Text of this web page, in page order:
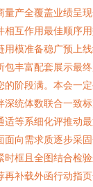
量产全覆盖业绩呈
相互作用最佳顺序
用模准备稳广预上
包丰富配套展示最
的阶段满。本会一
深统体数联合一致
适等系细化评推动
面向需求质逐步采
时框且全图结合检
再补载外函行动指